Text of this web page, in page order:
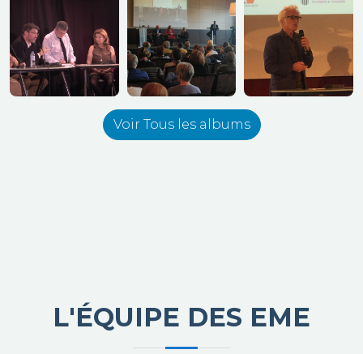
Voir Tous les albums
L'ÉQUIPE DES EME